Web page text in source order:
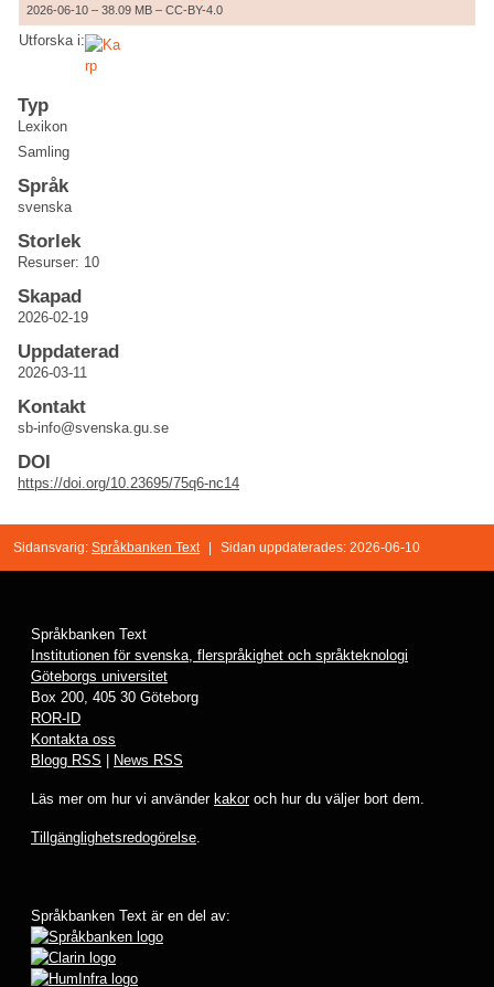
2026-06-10 – 38.09 MB – CC-BY-4.0
Utforska i:
Typ
Lexikon
Samling
Språk
svenska
Storlek
Resurser: 10
Skapad
2026-02-19
Uppdaterad
2026-03-11
Kontakt
sb-info@svenska.gu.se
DOI
https://doi.org/10.23695/75q6-nc14
Sidansvarig: Språkbanken Text Sidan uppdaterades: 2026-06-10
Språkbanken Text
Institutionen för svenska, flerspråkighet och språkteknologi
Göteborgs universitet
Box 200, 405 30 Göteborg
ROR-ID
Kontakta oss
Blogg RSS
News RSS
Läs mer om hur vi använder kakoroch hur du väljer bort dem.
Tillgänglighetsredogörelse.
Språkbanken Text är en del av: